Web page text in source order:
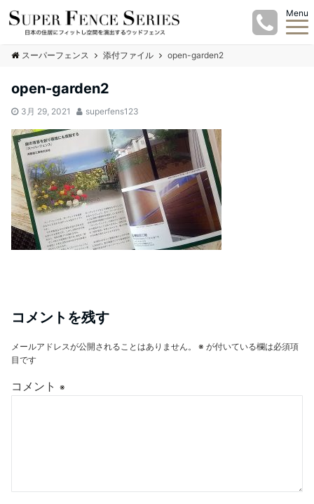
Menu
スーパーフェンス 添付ファイル open-garden2
open-garden2
3月 29, 2021 superfens123
コメントを残す
メールアドレスが公開されることはありません。 ※ が付いている欄は必須項
目です
コメント ※